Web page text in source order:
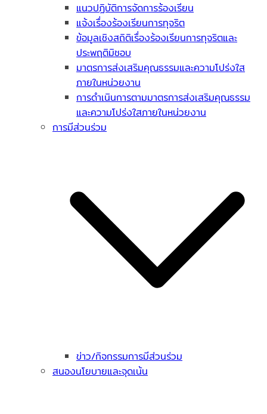
แนวปฏิบัติการจัดการร้องเรียน
แจ้งเรื่องร้องเรียนการทุจริต
ข้อมูลเชิงสถิติเรื่องร้องเรียนการทุจริตและ
ประพฤติมิชอบ
มาตรการส่งเสริมคุณธรรมและความโปร่งใส
ภายในหน่วยงาน
การดำเนินการตามมาตรการส่งเสริมคุณธรรม
และความโปร่งใสภายในหน่วยงาน
การมีส่วนร่วม
ข่าว/กิจกรรมการมีส่วนร่วม
สนองนโยบายและจุดเน้น